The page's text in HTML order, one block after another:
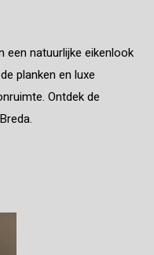
een natuurlijke eikenlook
planken en luxe
Ontdek de